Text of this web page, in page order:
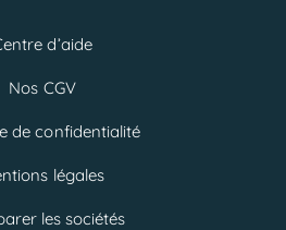
d’aide
Nos CGV
de confidentialité
légales
les sociétés